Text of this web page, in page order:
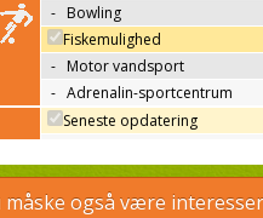
- Bowling
Fiskemulighed
- Motor vandsport
- Adrenalin-sportcentrum
Seneste opdatering
måske også være